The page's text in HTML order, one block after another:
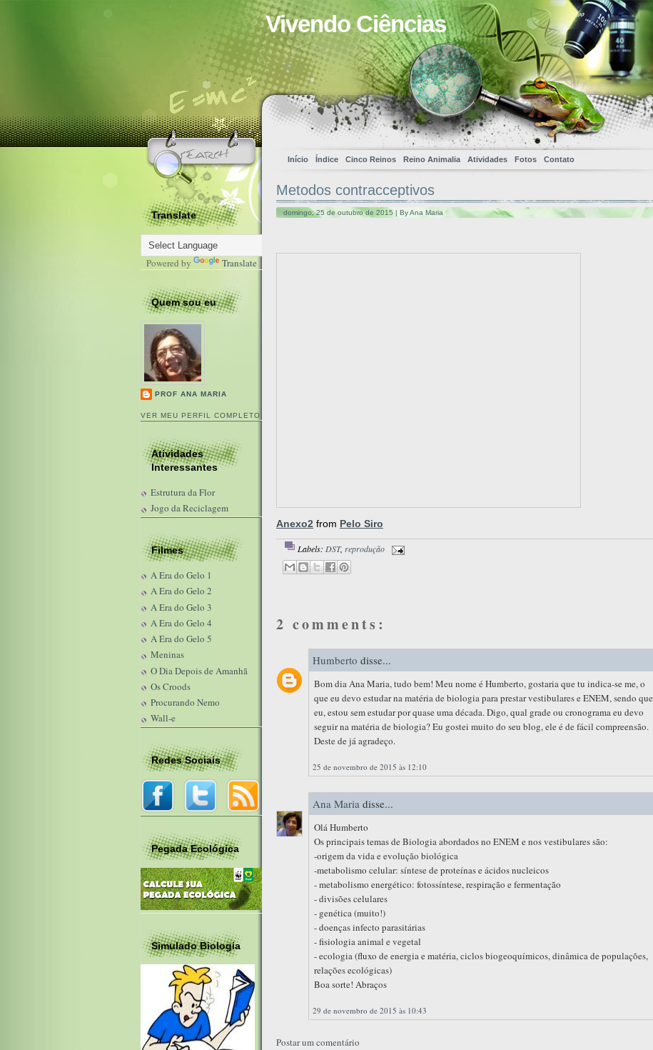
Vivendo Ciências
Início Índice Cinco Reinos Reino Animalia Atividades Fotos Contato
Translate
Powered by Translate
Quem sou eu
PROF ANA MARIA
VER MEU PERFIL COMPLETO
Atividades
Interessantes
Estrutura da Flor
Jogo da Reciclagem
Filmes
A Era do Gelo 1
A Era do Gelo 2
A Era do Gelo 3
A Era do Gelo 4
A Era do Gelo 5
Meninas
O Dia Depois de Amanhã
Os Croods
Procurando Nemo
Wall-e
Redes Sociais
Pegada Ecológica
Simulado Biologia
Metodos contracceptivos
domingo, 25 de outubro de 2015 | By Ana Maria
Anexo2 from Pelo Siro
Labels: DST, reprodução
2 comments:
Humberto disse...
Bom dia Ana Maria, tudo bem! Meu nome é Humberto, gostaria que tu indica-se me, o
que eu devo estudar na matéria de biologia para prestar vestibulares e ENEM, sendo que
eu, estou sem estudar por quase uma década. Digo, qual grade ou cronograma eu devo
seguir na matéria de biologia? Eu gostei muito do seu blog, ele é de fácil compreensão.
Deste de já agradeço.
25 de novembro de 2015 às 12:10
Ana Maria disse...
Olá Humberto
Os principais temas de Biologia abordados no ENEM e nos vestibulares são:
-origem da vida e evolução biológica
-metabolismo celular: síntese de proteínas e ácidos nucleicos
- metabolismo energético: fotossíntese, respiração e fermentação
- divisões celulares
- genética (muito!)
- doenças infecto parasitárias
- fisiologia animal e vegetal
- ecologia (fluxo de energia e matéria, ciclos biogeoquímicos, dinâmica de populações,
relações ecológicas)
Boa sorte! Abraços
29 de novembro de 2015 às 10:43
Postar um comentário